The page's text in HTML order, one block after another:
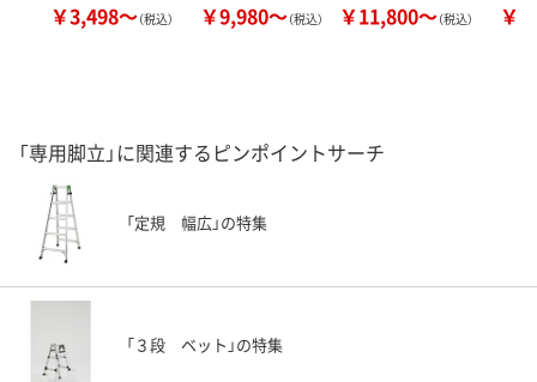
￥3,498～（税込） ￥9,980～（税込） ￥11,800～（税込） ￥
「専用脚立」に関連するピンポイントサーチ
「定規 幅広」の特集
「３段 ベット」の特集